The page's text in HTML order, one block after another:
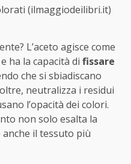
(ilmaggiodeilibri.it)
L’aceto agisce come
ha la capacità di fissare
che si sbiadiscano
neutralizza i residui
l’opacità dei colori.
non solo esalta la
il tessuto più